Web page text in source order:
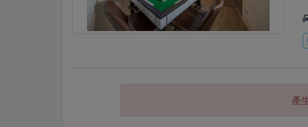
產